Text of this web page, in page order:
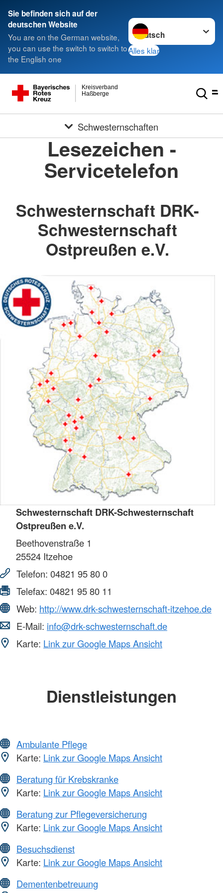
Sie befinden sich auf der
deutschen Website
You are on the German website,
you can use the switch to switch to
the English one
Sprache wechseln zu
Alles klar
Haßberge
Kreisverband
Schwesternschaften
Lesezeichen -
Servicetelefon
Schwesternschaft DRK-
Schwesternschaft
Ostpreußen e.V.
Schwesternschaft DRK-Schwesternschaft
Ostpreußen e.V.
Beethovenstraße 1
25524 Itzehoe
Telefon: 04821 95 80 0
Telefax: 04821 95 80 11
Web: http://www.drk-schwesternschaft-itzehoe.de
E-Mail: info@drk-schwesternschaft.de
Karte: Link zur Google Maps Ansicht
Dienstleistungen
Ambulante Pflege
Karte: Link zur Google Maps Ansicht
Beratung für Krebskranke
Karte: Link zur Google Maps Ansicht
Beratung zur Pflegeversicherung
Karte: Link zur Google Maps Ansicht
Besuchsdienst
Karte: Link zur Google Maps Ansicht
Dementenbetreuung